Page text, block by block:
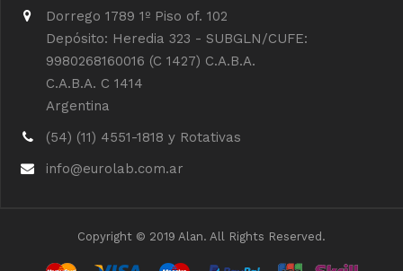
Dorrego 1789 1º Piso of. 102
Depósito: Heredia 323 - SUBGLN/CUFE:
9980268160016 (C 1427) C.A.B.A.
C.A.B.A. C 1414
Argentina
(54) (11) 4551-1818 y Rotativas
info@eurolab.com.ar
Copyright © 2019 Alan. All Rights Reserved.